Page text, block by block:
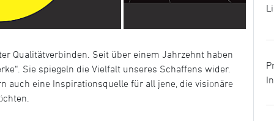
Qualitätverbinden. Seit über einem Jahrzehnt haben
Sie spiegeln die Vielfalt unseres Schaffens wider.
auch eine Inspirationsquelle für all jene, die visionäre